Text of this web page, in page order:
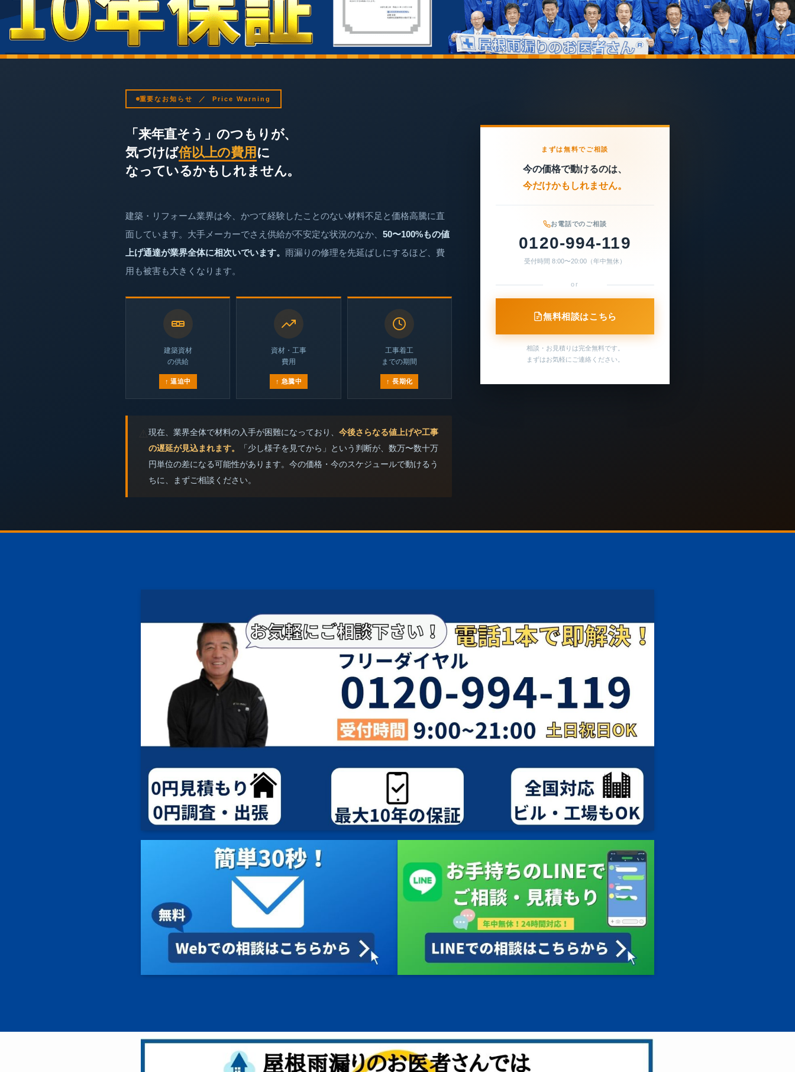
重要なお知らせ ／ Price Warning
「来年直そう」のつもりが、
気づけば倍以上の費用 に
なっているかもしれません。
建築・リフォーム業界は今、かつて経験したことのない材料不足と価格高騰に直
面しています。大手メーカーでさえ供給が不安定な状況のなか、 50〜100%もの値
上げ通達が業界全体に相次いでいます。 雨漏りの修理を先延ばしにするほど、費
用も被害も大きくなります。
建築資材
の供給
↑ 逼迫中
資材・工事
費用
↑ 急騰中
工事着工
までの期間
↑ 長期化
現在、業界全体で材料の入手が困難になっており、 今後さらなる値上げや工事
の遅延が見込まれます。
「少し様子を見てから」という判断が、数万〜数十万
円単位の差になる可能性があります。今の価格・今のスケジュールで動けるう
ちに、まずご相談ください。
まずは無料でご相談
今の価格で動けるのは、
今だけかもしれません。
お電話でのご相談
0120-994-119
受付時間 8:00〜20:00（年中無休）
or
無料相談はこちら
相談・お見積りは完全無料です。
まずはお気軽にご連絡ください。